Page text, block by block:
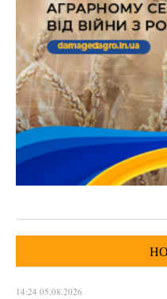
14:24 05.08.2026